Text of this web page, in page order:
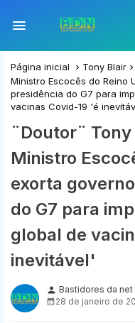
Página inicial Tony Blair
Ministro Escocês do Reino
presidência do G7 para
vacinas Covid-19 'é
¨Doutor¨
Ministro
exorta
do G7 para
global de
inevitável'
person Bastidores da net
28 de janeiro de